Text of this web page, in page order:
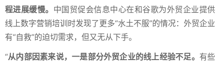
程进展缓慢。 中国贸促会信息中心在和谷歌为外贸企业提供
线上数字营销培训时发现了更多“水土不服”的情况：外贸企业
有“自救”的迫切需求，但又无从下手。
“从内部因素来说，一是部分外贸企业的线上经验不足。 有些